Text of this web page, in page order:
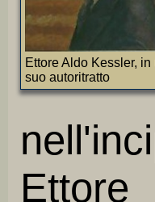
Ettore Aldo Kessler, in
suo autoritratto